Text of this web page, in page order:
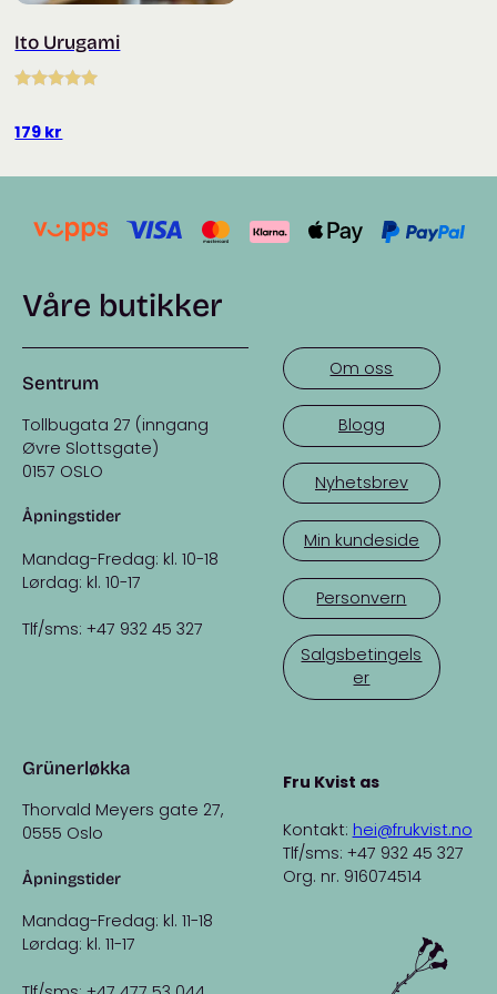
Ito Urugami
av 5
179 kr
Våre butikker
Sentrum
Tollbugata 27 (inngang
Øvre Slottsgate)
0157 OSLO
Åpningstider
Mandag-Fredag: kl. 10-18
Lørdag: kl. 10-17
Tlf/sms: +47 932 45 327
Grünerløkka
Thorvald Meyers gate 27,
0555 Oslo
Åpningstider
Mandag-Fredag: kl. 11-18
Lørdag: kl. 11-17
Om oss
Blogg
Nyhetsbrev
Min kundeside
Personvern
Salgsbetingels
er
Fru Kvist as
Kontakt: hei@frukvist.no
Tlf/sms: +47 932 45 327
Org. nr. 916074514